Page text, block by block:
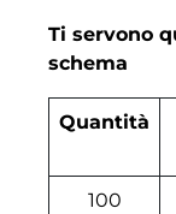
Ti servono
schema
Quantità
100